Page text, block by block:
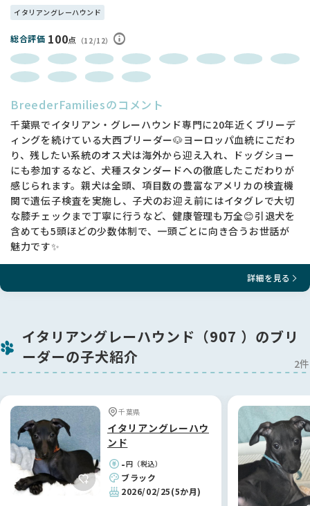
アメリカのラボで推奨される遺伝疾患
◇FEHエナメル質形成不全ノーマル
◇PRA進行性網膜委縮症 ノーマル
◇PCAG原発性閉塞性緑内障 ノーマル
それ以外に
◇PLL原発性水晶体脱臼 ノーマル
日本でできる遺伝子検査
◇DM変性性脊髄症クリア
◇vWD1ファンウィルブランド病タイプIクリア
も実施しています🔍✨
（イタリアングレーハウンドオタクなブリーダーと思ってくだ
さい！😂）
両親の遺伝子検査からオレンジくんは危険な遺伝疾患をもって
いない＝発症しないとわかりますのでご安心ください🍀
まずは一度見学に来ていただき、オレンジくんはもちろん両親
良きご縁をお待ちしているので、即決されずによく家族会議の
ワクチン２回接種済み💉
外遊びも始めていますのでフィラリア予防薬も投与していま
す。
お迎え後すぐにお散歩が開始出来ます🐾✨
当方はお問い合わせ順ではなく、実際に見学に来ていただき購
入意思を確認した順で仔犬の予約を行っておりますので予めご
了承下さい🙏
先に他の方が見学して購入意思を確認できた場合には速やかに
ご連絡致します。
（見学予約＝購入予約ではありません）
※また見学前の予約金はお受け取り致しかねます。必ず実際に
イタリアングレーハウンド
総合評価 100点 （12/12）
BreederFamiliesのコメント
千葉県でイタリアン・グレーハウンド専門に20年近くブリーデ
ィングを続けている大西ブリーダー🐶ヨーロッパ血統にこだわ
り、残したい系統のオス犬は海外から迎え入れ、ドッグショー
にも参加するなど、犬種スタンダードへの徹底したこだわりが
感じられます。親犬は全頭、項目数の豊富なアメリカの検査機
関で遺伝子検査を実施し、子犬のお迎え前にはイタグレで大切
な膝チェックまで丁寧に行うなど、健康管理も万全😊引退犬を
含めても5頭ほどの少数体制で、一頭ごとに向き合うお世話が
魅力です✨
詳細を見る
イタリアングレーハウンド（907 ）のブリ
ーダーの子犬紹介
2件
千葉県
イタリアングレーハウ
ンド
-円（税込）
ブラック
2026/02/25(5か月)